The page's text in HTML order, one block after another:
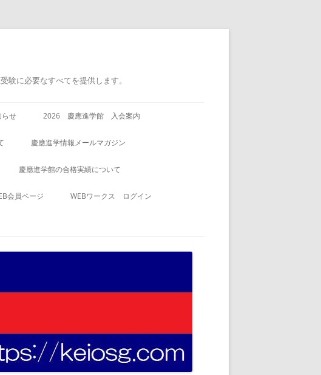
に必要なすべてを提供します。
らせ 2026 慶應進学館 入会案内
慶應進学情報メールマガジン
慶應進学館の合格実績について
会員ページ WEBワークス ログイン